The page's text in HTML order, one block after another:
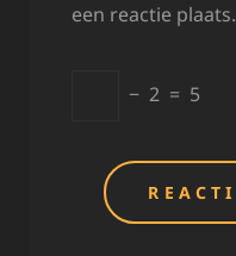
een reactie plaats.
− 2 = 5